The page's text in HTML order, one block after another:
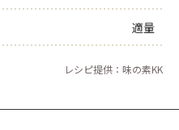
適量
レシピ提供：味の素KK